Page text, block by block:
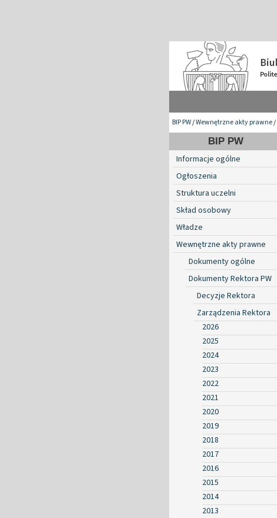
BIP PW/Wewnętrzne akty prawne/
BIP PW
Informacje ogólne
Ogłoszenia
Struktura uczelni
Skład osobowy
Władze
Wewnętrzne akty prawne
Dokumenty ogólne
Dokumenty Rektora PW
Decyzje Rektora
Zarządzenia Rektora
2026
2025
2024
2023
2022
2021
2020
2019
2018
2017
2016
2015
2014
2013